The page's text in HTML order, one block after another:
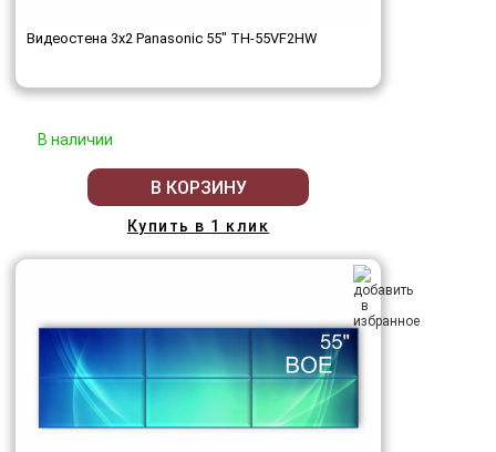
Видеостена 3x2 Panasonic 55" TH-55VF2HW
В наличии
В КОРЗИНУ
Купить в 1 клик